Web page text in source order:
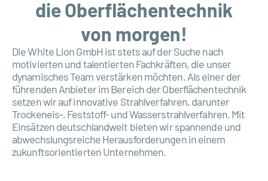
die Oberflächentechnik
von morgen!
Die White Lion GmbH ist stets auf der Suche nach
motivierten und talentierten Fachkräften, die unser
dynamisches Team verstärken möchten. Als einer der
führenden Anbieter im Bereich der Oberflächentechnik
setzen wir auf innovative Strahlverfahren, darunter
Trockeneis-, Feststoff- und Wasserstrahlverfahren. Mit
Einsätzen deutschlandweit bieten wir spannende und
abwechslungsreiche Herausforderungen in einem
zukunftsorientierten Unternehmen.